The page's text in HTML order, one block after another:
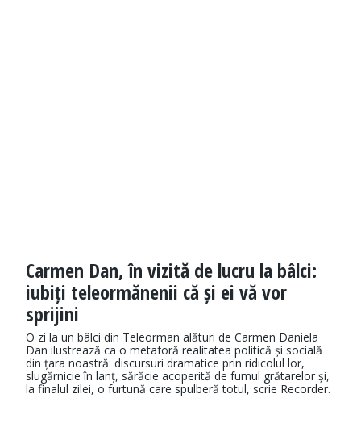
Carmen Dan, în vizită de lucru la bâlci:
iubiți teleormănenii că și ei vă vor
sprijini
O zi la un bâlci din Teleorman alături de Carmen Daniela
Dan ilustrează ca o metaforă realitatea politică și socială
din țara noastră: discursuri dramatice prin ridicolul lor,
slugărnicie în lanț, sărăcie acoperită de fumul grătarelor și,
la finalul zilei, o furtună care spulberă totul, scrie Recorder.